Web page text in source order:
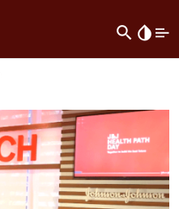
search invert_colors